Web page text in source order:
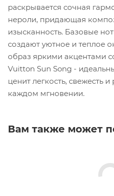
раскрывается сочная
нероли, придающая
изысканность. Базовые
создают уютное и теплое
образ яркими акцентами
Vuitton Sun Song -
ценит легкость, свежесть
каждом мгновении.
Вам также может